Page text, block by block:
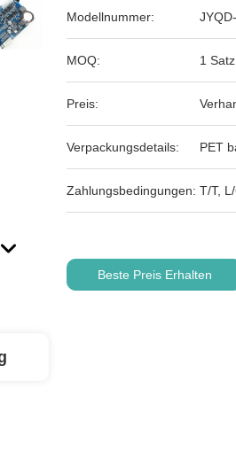
Modellnummer:
MOQ: 1 Satz
Preis:
Verpackungsdetails: PET
Zahlungsbedingungen: T/T,
Beste Preis Erhalten